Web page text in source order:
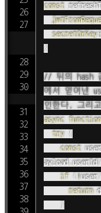
const
secretOrKey:
}
// 뒤의 hash
에서 얻어낸
인한다. 그리
async function
try
{
const user
ayload .userId )
if
( !user)
return
}